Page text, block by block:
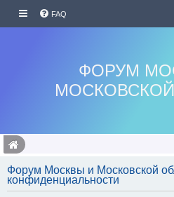
FAQ
ФОРУМ
Форум Москвы и Московской
конфиденциальности